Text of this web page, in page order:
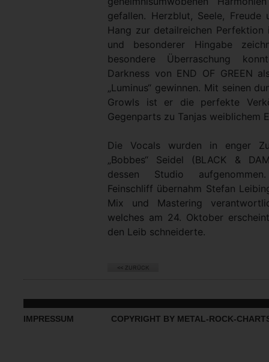
gefallen. Herzblut, Seele,
Hang zur detailreichen
und besonderer Hingabe
besondere Überraschung
Darkness von END OF GREEN
„Luminus“ gewinnen. Mit seinen
Growls ist er die perfekte
Gegenparts zu Tanjas weiblichem
Die Vocals wurden in enger
„Bobbes“ Seidel (BLACK &
dessen Studio
Feinschliff übernahm Stefan
Mix und Mastering
welches am 24. Oktober
den Leib schneiderte.
IMPRESSUM COPYRIGHT BY METAL-ROCK-